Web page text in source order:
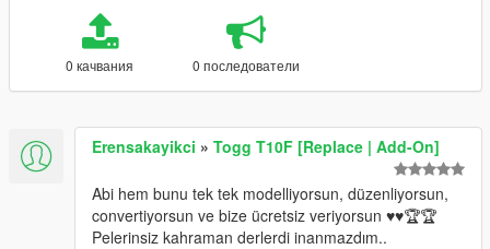
0 качвания 0 последователи
Erensakayikci » Togg T10F [Replace | Add-On]
Abi hem bunu tek tek modelliyorsun, düzenliyorsun,
convertiyorsun ve bize ücretsiz veriyorsun ♥️♥️🏆🏆
Pelerinsiz kahraman derlerdi inanmazdım..